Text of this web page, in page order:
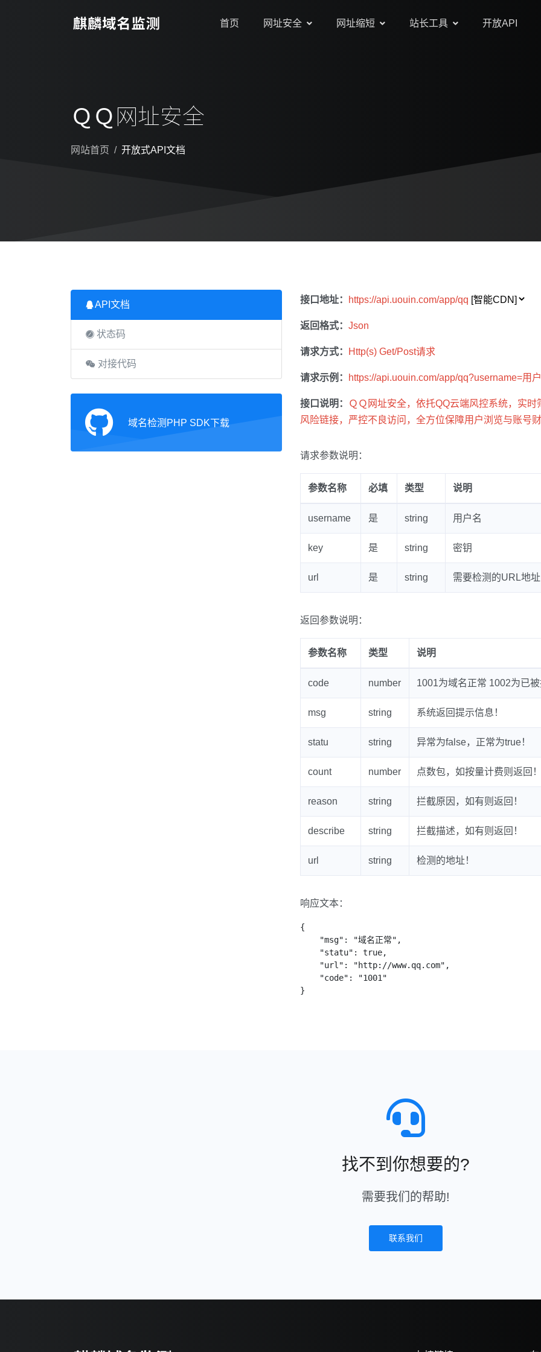
首页 网址安全 网址缩短 站长工具 开放API
ＱＱ网址安全
网站首页 开放式API文档
API文档
状态码
对接代码
域名检测PHP SDK下载
接口地址： https://api.uouin.com/app/qq
返回格式： Json
请求方式： Http(s) Get/Post请求
请求示例： https://api.uouin.com/app/qq?username=用
接口说明：
ＱＱ网址安全，依托QQ云端风控系统，实
风险链接，严控不良访问，全方位保障用户浏览与账号财
请求参数说明：
参数名称 必填 类型 说明
username 是 string 用户名
key 是 string 密钥
url 是 string 需要检测的URL地址
返回参数说明：
参数名称 类型 说明
code number 1001为域名正常 1002为已
msg string 系统返回提示信息！
statu string 异常为false，正常为true！
count number 点数包，如按量计费则返回！
reason string 拦截原因，如有则返回！
describe string 拦截描述，如有则返回！
url string 检测的地址！
响应文本：
{
}
找不到你想要的?
需要我们的帮助!
联系我们